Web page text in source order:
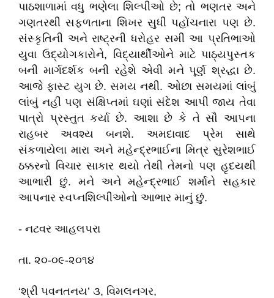
પાઠશાળામાં વધુ ભણેલા શિલ્પીઓ છે; તો ભણતર અને
ગણતરથી સફળતાના શિખર સુધી પહોંચનારા પણ છે.
સંસ્કૃતિની અને રાષ્ટ્રની ધરોહર સમી આ પ્રતિભાઓ
યુવા ઉદ્યોગકારોને, વિદ્યાર્થીઓને માટે પાઠ્યપુસ્તક
બની માર્ગદર્શક બની રહેશે એવી મને પૂર્ણ શ્રદ્ધા છે.
આજે ફાસ્ટ યુગ છે. સમય નથી. ઓછા સમયમાં લાંબું
લાંબું નહીં પણ સંક્ષિપ્તમાં ઘણાં સંદેશ આપી જાય તેવા
પાત્રો પ્રસ્તુત કર્યા છે. આશા છે કે તે સૌ આપના
રાહબર અવશ્ય બનશે. અમદાવાદ પ્રેમ સાથે
સંકળાયેલા મારા અને મહેન્દ્રભાઈના મિત્ર સુરેશભાઈ
ઠક્કરનો વિચાર સાકાર થયો તેથી તેમનો પણ હૃદયથી
આભારી છું. મને અને મહેન્દ્રભાઈ શર્માને સહકાર
આપનાર સ્વપ્નશિલ્પીઓનો આભાર માનું છું.
- નટવર આહલપરા
તા. ૨૦-૦૯-૨૦૧૪
‘શ્રી પવનતનય’ ૩, વિમલનગર,